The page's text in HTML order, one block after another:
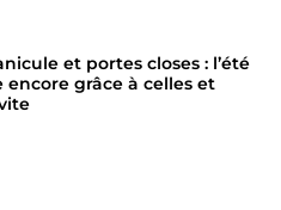
et portes closes : l’été
grâce à celles et